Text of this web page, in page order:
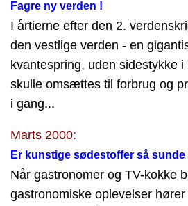
Fagre ny verden !
I årtierne efter den 2.
den vestlige verden - en
kvantespring, uden sidestykke
skulle omsættes til forbrug og
i gang...
Marts 2000:
Er kunstige sødestoffer så
Når gastronomer og TV-kokke
gastronomiske oplevelser